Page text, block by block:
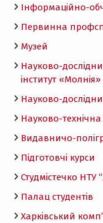
Інформаційно-
Первинна
Музей
Науково-
інститут «Молнія»
Науково-
Науково-технічна
Видавничо-
Підготовчі курси
Студмістечко НТУ
Палац студентів
Харківський